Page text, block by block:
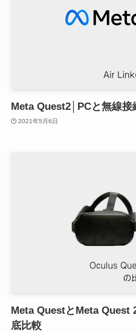
Meta Quest2│PCと無線
2021年5月6日
Meta QuestとMeta Quest
底比較